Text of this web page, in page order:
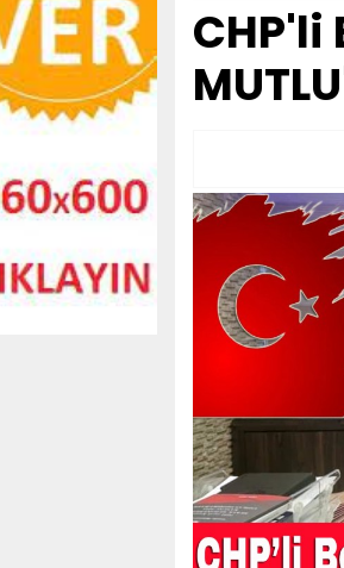
CHP'li